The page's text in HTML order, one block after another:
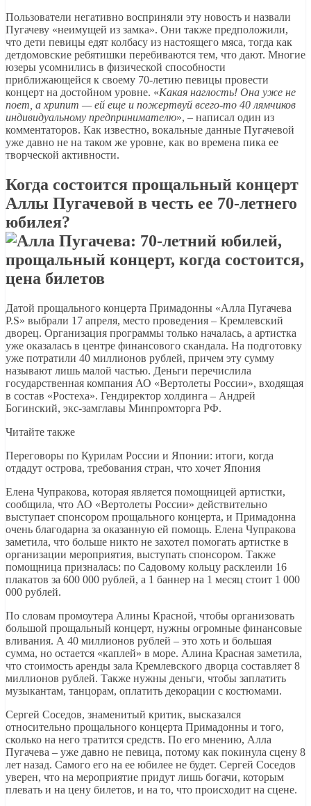
Пользователи негативно восприняли эту новость и назвали
Пугачеву «неимущей из замка». Они также предположили,
что дети певицы едят колбасу из настоящего мяса, тогда как
детдомовские ребятишки перебиваются тем, что дают. Многие
юзеры усомнились в физической способности
приближающейся к своему 70-летию певицы провести
концерт на достойном уровне. «Какая наглость! Она уже не
поет, а хрипит — ей еще и пожертвуй всего-то 40 лямчиков
индивидуальному предпринимателю», – написал один из
комментаторов. Как известно, вокальные данные Пугачевой
уже давно не на таком же уровне, как во времена пика ее
творческой активности.
Когда состоится прощальный концерт
Аллы Пугачевой в честь ее 70-летнего
юбилея?
Датой прощального концерта Примадонны «Алла Пугачева
P.S» выбрали 17 апреля, место проведения – Кремлевский
дворец. Организация программы только началась, а артистка
уже оказалась в центре финансового скандала. На подготовку
уже потратили 40 миллионов рублей, причем эту сумму
называют лишь малой частью. Деньги перечислила
государственная компания АО «Вертолеты России», входящая
в состав «Ростеха». Гендиректор холдинга – Андрей
Богинский, экс-замглавы Минпромторга РФ.
Читайте также
Переговоры по Курилам России и Японии: итоги, когда
отдадут острова, требования стран, что хочет Япония
Елена Чупракова, которая является помощницей артистки,
сообщила, что АО «Вертолеты России» действительно
выступает спонсором прощального концерта, и Примадонна
очень благодарна за оказанную ей помощь. Елена Чупракова
заметила, что больше никто не захотел помогать артистке в
организации мероприятия, выступать спонсором. Также
помощница призналась: по Садовому кольцу расклеили 16
плакатов за 600 000 рублей, а 1 баннер на 1 месяц стоит 1 000
000 рублей.
По словам промоутера Алины Красной, чтобы организовать
большой прощальный концерт, нужны огромные финансовые
вливания. А 40 миллионов рублей – это хоть и большая
сумма, но остается «каплей» в море. Алина Красная заметила,
что стоимость аренды зала Кремлевского дворца составляет 8
миллионов рублей. Также нужны деньги, чтобы заплатить
музыкантам, танцорам, оплатить декорации с костюмами.
Сергей Соседов, знаменитый критик, высказался
относительно прощального концерта Примадонны и того,
сколько на него тратится средств. По его мнению, Алла
Пугачева – уже давно не певица, потому как покинула сцену 8
лет назад. Самого его на ее юбилее не будет. Сергей Соседов
уверен, что на мероприятие придут лишь богачи, которым
плевать и на цену билетов, и на то, что происходит на сцене.